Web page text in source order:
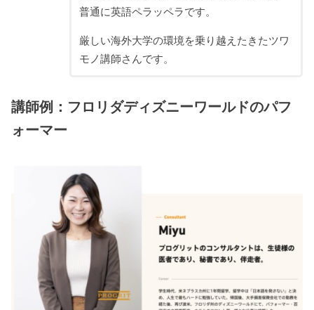
普通に英語ペラッペラです。
厳しい海外大学の環境を乗り越えたきたツワ
モノ講師さんです。
講師例：フロリダディズニーワールドのパフ
ォーマー